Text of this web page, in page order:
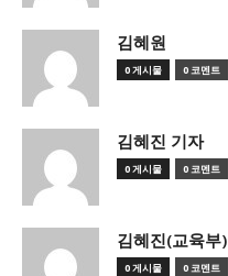
김혜원
0 게시물 0 코멘트
김혜진 기자
0 게시물 0 코멘트
김혜진(교육부)
0 게시물 0 코멘트